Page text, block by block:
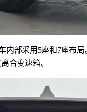
内部采用5座和7座布
合变速箱。